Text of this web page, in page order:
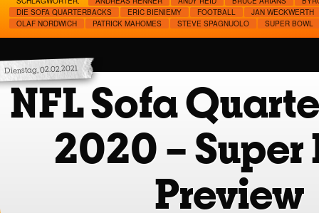
DIE SOFA QUARTERBACKS
ERIC BIENIEMY FOOTBALL
JAN WECKWERTH
OLAF NORDWICH
PATRICK MAHOMES STEVE SPAGNUOLO SUPER BOWL
Dienstag, 02.02.2021
NFL Sofa
2020 – Super
Preview